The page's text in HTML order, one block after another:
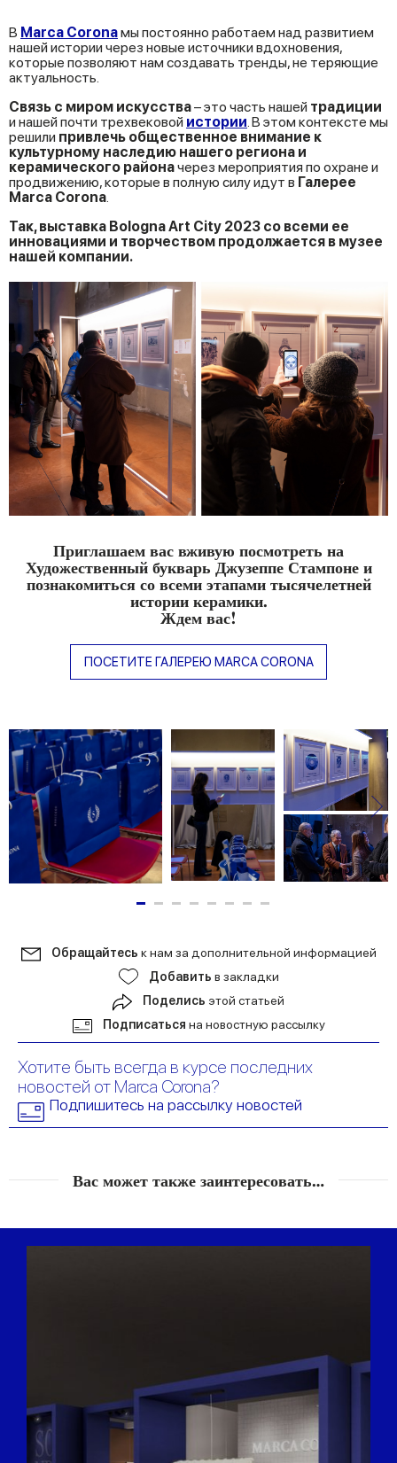
В Marca Coronaмы постоянно работаем над развитием
нашей истории через новые источники вдохновения,
которые позволяют нам создавать тренды, не теряющие
актуальность.
Связь с миром искусства– это часть нашей традиции
и нашей почти трехвековой истории. В этом контексте мы
решили привлечь общественное внимание к
культурному наследию нашего региона и
керамического районачерез мероприятия по охране и
продвижению, которые в полную силу идут в Галерее
Marca Corona.
Так, выставка Bologna Art City 2023 со всеми ее
инновациями и творчеством продолжается в музее
нашей компании.
Приглашаем вас вживую посмотреть на
Художественный букварь Джузеппе Стампоне и
познакомиться со всеми этапами тысячелетней
истории керамики.
Ждем вас!
ПОСЕТИТЕ ГАЛЕРЕЮ MARCA CORONA
Обращайтесь к нам за дополнительной информацией
Добавить в закладки
Поделись этой статьей
Подписаться на новостную рассылку
Хотите быть всегда в курсе последних
новостей от Marca Corona?
Подпишитесь на рассылку новостей
Вас может также заинтересовать…